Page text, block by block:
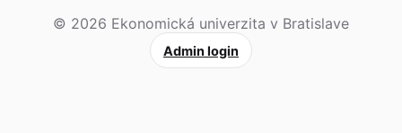
© 2026 Ekonomická univerzita v Bratislave
Admin login